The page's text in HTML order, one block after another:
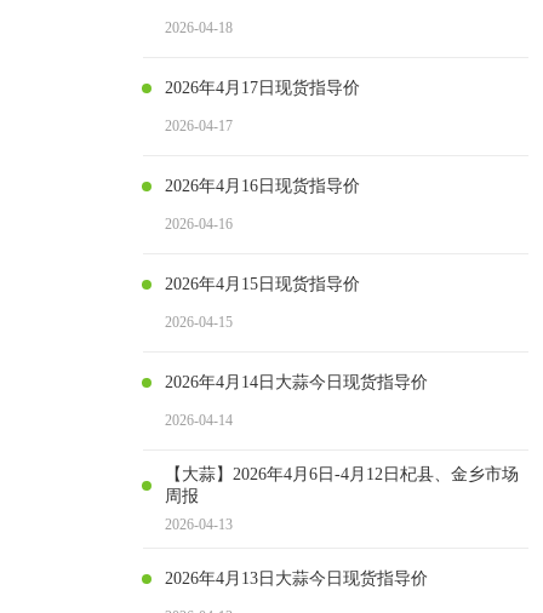
2026-04-18
2026年4月17日现货指导价
2026-04-17
2026年4月16日现货指导价
2026-04-16
2026年4月15日现货指导价
2026-04-15
2026年4月14日大蒜今日现货指导价
2026-04-14
【大蒜】2026年4月6日-4月12日杞县、金乡市场
周报
2026-04-13
2026年4月13日大蒜今日现货指导价